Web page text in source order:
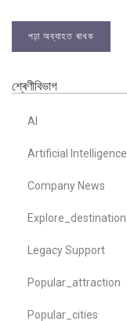
পঢ়া অব্যাহত ৰাখক
শ্ৰেণীবিভাগ
AI
Artificial Intelligence
Company News
Explore_destination
Legacy Support
Popular_attraction
Popular_cities